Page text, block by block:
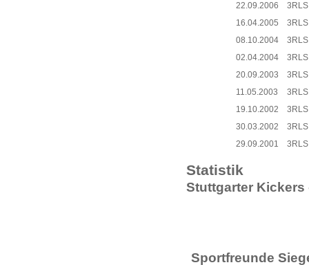
22.09.2006
3RLS
16.04.2005
3RLS
08.10.2004
3RLS
02.04.2004
3RLS
20.09.2003
3RLS
11.05.2003
3RLS
19.10.2002
3RLS
30.03.2002
3RLS
29.09.2001
3RLS
Statistik
Stuttgarter Kickers
Sportfreunde